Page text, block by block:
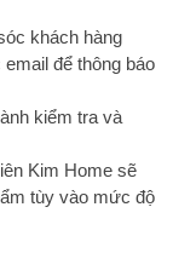
khách hàng
để thông báo
kiểm tra và
Kim Home sẽ
tùy vào mức độ